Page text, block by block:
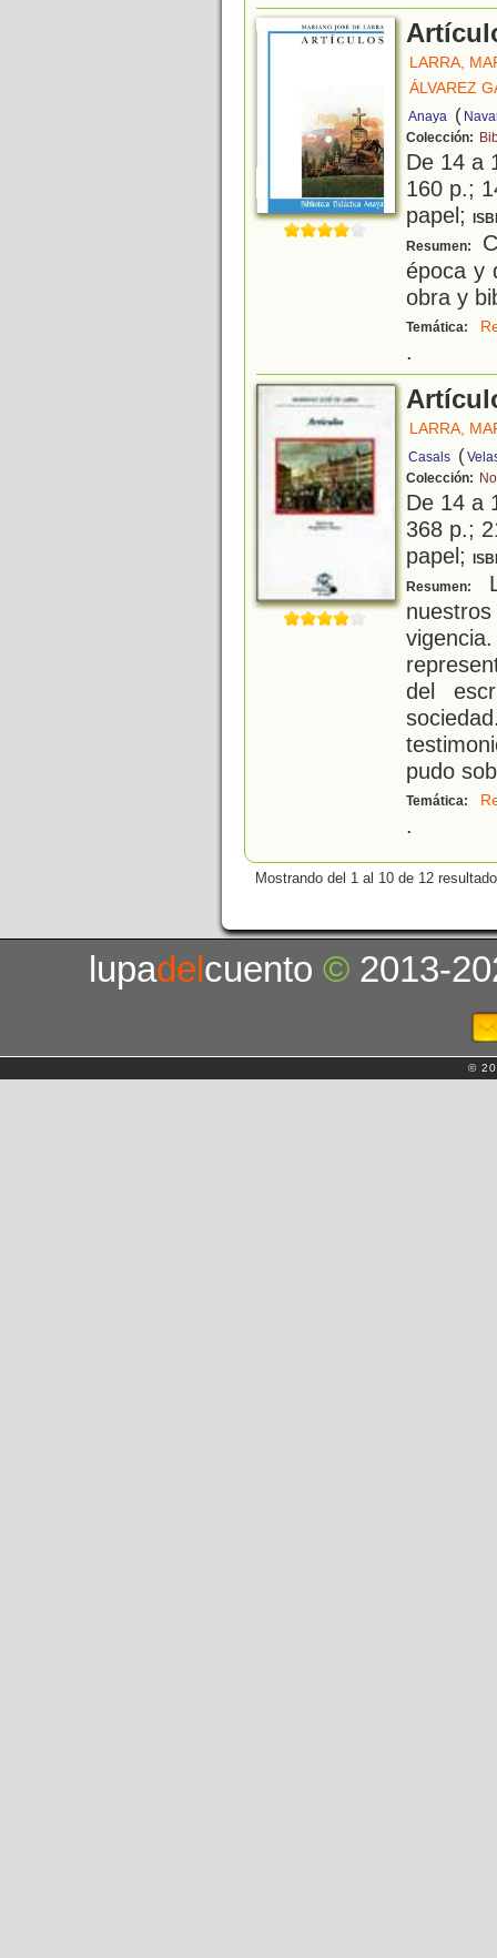
LARRA,
ÁLVAREZ
Anaya (
Colección:
De 14 a
160 p.;
papel;
Resumen:
época y
obra y
Temática:
.
LARRA,
Casals (
Colección:
De 14 a
368 p.;
papel;
Resumen:
del
pudo
Temática:
.
Mostrando del 1 al 10 de 12
lupadelcuento© 2013-
©